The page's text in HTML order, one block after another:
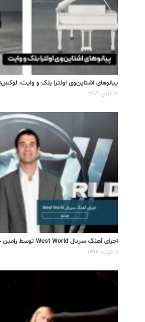
پیانوهای اشتاین‌وی اولترا بلک و وایت:
۱۶ آبان ۱۴۰۴
اجرای آهنگ سریال West World توسط رامین جوادی
۹ خرداد ۱۳۹۶